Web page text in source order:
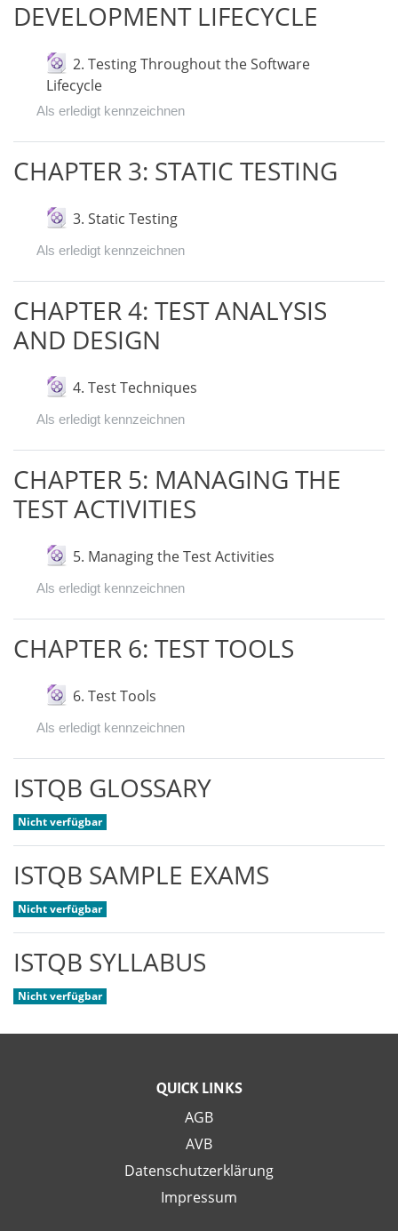
DEVELOPMENT LIFECYCLE
2. Testing Throughout the Software
LifecycleDatei
Als erledigt kennzeichnen
CHAPTER 3: STATIC TESTING
3. Static TestingDatei
Als erledigt kennzeichnen
CHAPTER 4: TEST ANALYSIS
AND DESIGN
4. Test Techniques
Als erledigt kennzeichnen
CHAPTER 5: MANAGING THE
TEST ACTIVITIES
5. Managing the Test Activities
Als erledigt kennzeichnen
CHAPTER 6: TEST TOOLS
6. Test Tools
Als erledigt kennzeichnen
ISTQB GLOSSARY
Nicht verfügbar
ISTQB SAMPLE EXAMS
Nicht verfügbar
ISTQB SYLLABUS
Nicht verfügbar
QUICK LINKS
AGB
AVB
Datenschutzerklärung
Impressum